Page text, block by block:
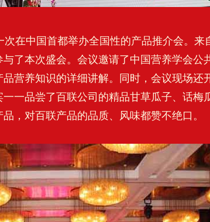
在中国首都举办全国性的产品推介会。来
了本次盛会。会议邀请了中国营养学会公
营养知识的详细讲解。同时，会议现场还
一品尝了百联公司的精品甘草瓜子、话梅
，对百联产品的品质、风味都赞不绝口。